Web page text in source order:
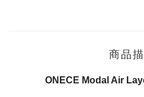
商品
ONECE Modal Air